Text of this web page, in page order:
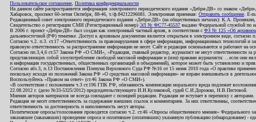
Пользовательское соглашение Политика конфиденциальности
На данном сайте распространяется информация электронного периодического издания «Дебри-ДВ» со знаком
Хабаровск, проспект 60-летия Октября, 88-46, т./ф.84212296081. Электронная приемная: Отправить сообщение . E-
Редакционный совет электронного периодического издания «Дебри-ДВ» (на общественных началах):
Свидетельство о регистрации СМИ (Регистрационный номер) ЭЛ № ФС77-45537 выдано Федеральной службой по
В 2006 г. проект «Дебри-ДВ» был создан как электронный частный архив, в соответствии с ФЗ № 125 «Об архивном
дальневосточной (РФ) тематике. Доступ к архивным документам является открытым в электронном виде, согласно
Согласно ч.2. п.3. ст.17 «Ответственность за правонарушения в сфере информации, информационных технологий и
правовую ответственность за распространение информации не несет. Сайт и редакция основываются и работают на
Согласно пп.3,4,6 ст.57 Закона РФ «О СМИ», «Редакция, главный редактор, журналист не несут ответственности
представляющих собой злоупотребление свободой массовой информации и (или) правами журналиста: ...если они
и информация государственных, общественных организаций и объединений), которое может быть установлено и
Согласно абз.3, п.13 Постановления Пленума Верховного Суда РФ №16 от 15 июня 2010 года «О практике
поскольку исходя из положений Закона РФ «О средствах массовой информации» не вправе вмешиваться в
Воспользуйтесь «Правом на ответ» (ст.46 Закона РФ «О СМИ»).
«В соответствии с положением ч.3 ст.196 ГПК РФ, обязанность компенсации морального вреда подлежит
22.08.2012 г. (дело №33-5325/2012) председательствующего И.И.Куликовой, судей С.И.Дорожко, Н.В.Пестовой.
Мнения авторов материалов не всегда совпадают с позицией редакции. Редакция не вступает в переписку с авторами.
Редакция не несет ответственность за содержание внешних ссылок и комментариев. За них ответственны,
ответственность за достоверность и наполняемость несут авторы.
Политические опросы/голосования проводятся согласно ч.2. ст.46 «Опросы общественного мнения»
заказавшее (заказавших) проведение опроса и оплатившее (оплативших) указанную публикацию (обнародование) -